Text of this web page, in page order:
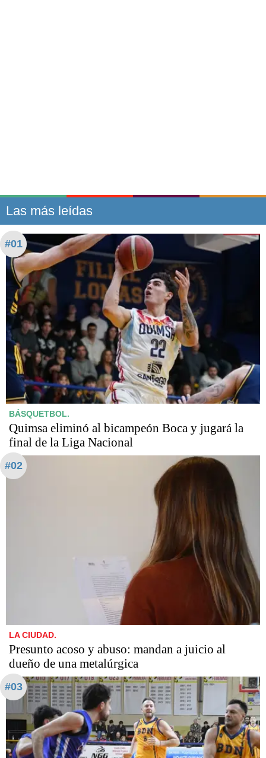
Las más leídas
#01
BÁSQUETBOL.
Quimsa eliminó al bicampeón Boca y jugará la
final de la Liga Nacional
#02
LA CIUDAD.
Presunto acoso y abuso: mandan a juicio al
dueño de una metalúrgica
#03